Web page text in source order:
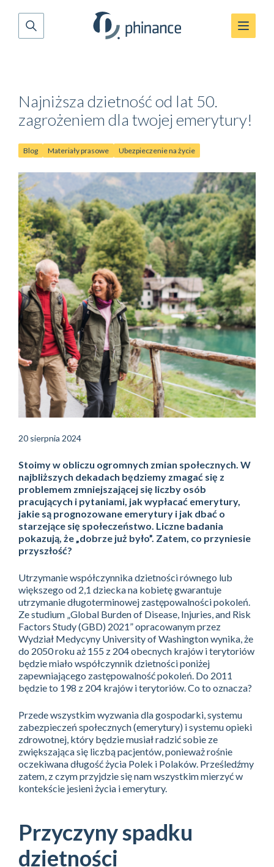
Najniższa dzietność od lat 50.
zagrożeniem dla twojej emerytury!
Blog Materiały prasowe Ubezpieczenie na życie
20 sierpnia 2024
Stoimy w obliczu ogromnych zmian społecznych. W
najbliższych dekadach będziemy zmagać się z
problemem zmniejszającej się liczby osób
pracujących i pytaniami, jak wypłacać emerytury,
jakie są prognozowane emerytury i jak dbać o
starzejące się społeczeństwo. Liczne badania
pokazują, że „dobrze już było”. Zatem, co przyniesie
przyszłość?
Utrzymanie współczynnika dzietności równego lub
większego od 2,1 dziecka na kobietę gwarantuje
utrzymanie długoterminowej zastępowalności pokoleń.
Ze studium „Global Burden of Disease, Injuries, and Risk
Factors Study (GBD) 2021” opracowanym przez
Wydział Medycyny University of Washington wynika, że
do 2050 roku aż 155 z 204 obecnych krajów i terytoriów
będzie miało współczynnik dzietności poniżej
zapewniającego zastępowalność pokoleń. Do 2011
będzie to 198 z 204 krajów i terytoriów. Co to oznacza?
Przede wszystkim wyzwania dla gospodarki, systemu
zabezpieczeń społecznych (emerytury) i systemu opieki
zdrowotnej, który będzie musiał radzić sobie ze
zwiększająca się liczbą pacjentów, ponieważ rośnie
oczekiwana długość życia Polek i Polaków. Prześledźmy
zatem, z czym przyjdzie się nam wszystkim mierzyć w
kontekście jesieni życia i emerytury.
Przyczyny spadku
dzietności